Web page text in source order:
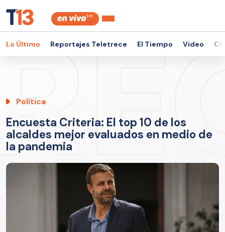
Lo Último Reportajes Teletrece El Tiempo Video
Política
Encuesta Criteria: El top 10 de los
alcaldes mejor evaluados en medio de
la pandemia